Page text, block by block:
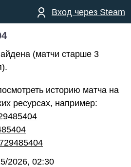
Вход через Steam
(матчи старше 3
историю матча на
ресурсах, например:
2026, 02:30